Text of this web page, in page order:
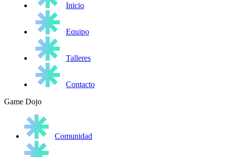
Inicio
Equipo
Talleres
Contacto
Game Dojo
Comunidad